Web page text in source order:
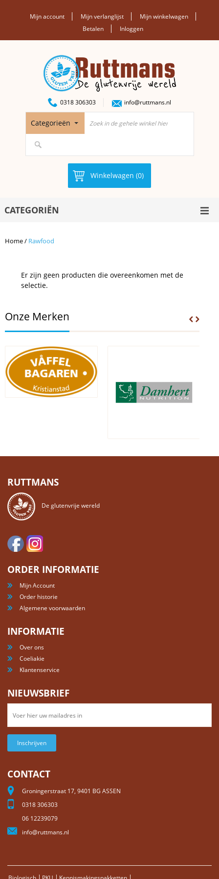
Mijn account Mijn verlanglijst
Mijn winkelwagen
Betalen
Inloggen
0318 306303 info@ruttmans.nl
Categorieën
Winkelwagen (0)
CATEGORIËN
Home/ Rawfood
Er zijn geen producten die overeenkomen met de
selectie.
Onze Merken
RUTTMANS
De glutenvrije wereld
ORDER INFORMATIE
Mijn Account
Order historie
Algemene voorwaarden
INFORMATIE
Over ons
Coeliakie
Klantenservice
NIEUWSBRIEF
Inschrijven
CONTACT
Groningerstraat 17, 9401 BG ASSEN
0318 306303
06 12239079
info@ruttmans.nl